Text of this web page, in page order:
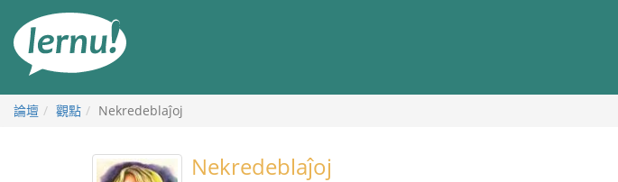
論壇 觀點 Nekredeblaĵoj
Nekredeblaĵoj